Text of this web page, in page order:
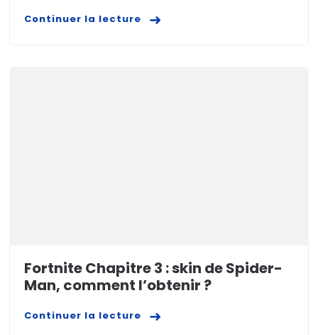
Continuer la lecture
Fortnite Chapitre 3 : skin de Spider-
Man, comment l’obtenir ?
Continuer la lecture